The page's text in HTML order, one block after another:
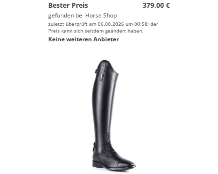
Bester Preis
379,00 €
gefunden bei Horse Shop
zuletzt überprüft am 06.08.2026 um 00:58; der
Preis kann sich seitdem geändert haben.
Keine weiteren Anbieter